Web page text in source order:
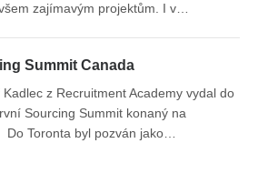
zajímavým projektům. I v…
Summit Canada
z Recruitment Academy vydal do
Sourcing Summit konaný na
Toronta byl pozván jako…